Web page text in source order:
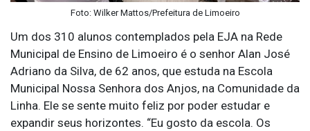
Foto: Wilker Mattos/Prefeitura de Limoeiro
Um dos 310 alunos contemplados pela EJA na Rede
Municipal de Ensino de Limoeiro é o senhor Alan José
Adriano da Silva, de 62 anos, que estuda na Escola
Municipal Nossa Senhora dos Anjos, na Comunidade da
Linha. Ele se sente muito feliz por poder estudar e
expandir seus horizontes. “Eu gosto da escola. Os